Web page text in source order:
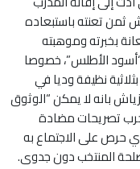
ثمن تعنته باستبعاده
بخبرته وموهبته
الأطلس”، خصوصا
نظيفة وديا في
بانه لا يمكن “الوثوق
تصريحات مضادة
حرص على الاجتماع به
المنتخب دون جدوى.